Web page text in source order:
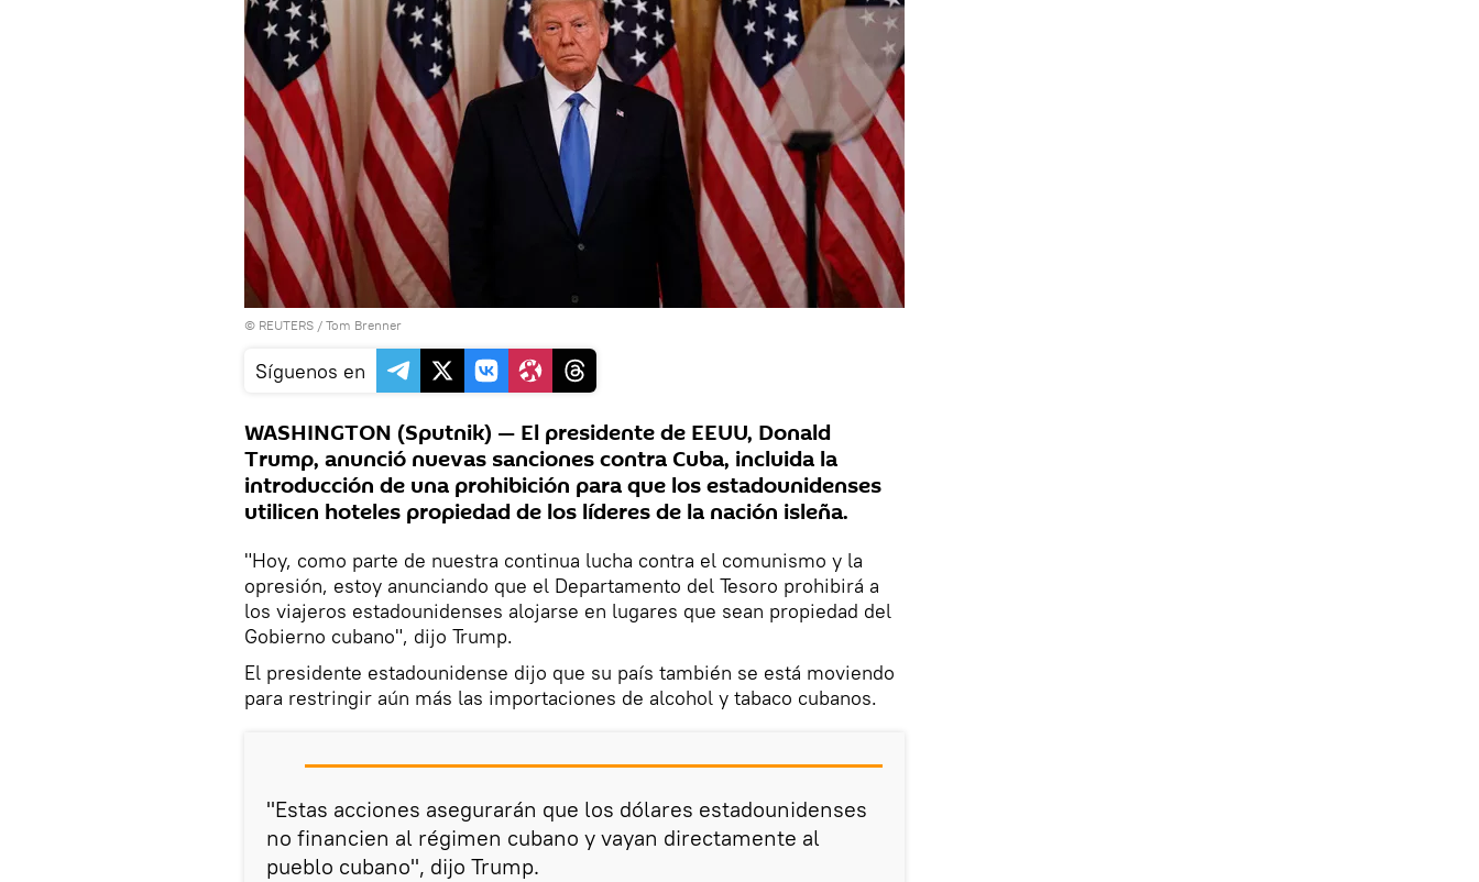
© REUTERS / Tom Brenner
Síguenos en
WASHINGTON (Sputnik) — El presidente de EEUU, Donald
Trump, anunció nuevas sanciones contra Cuba, incluida la
introducción de una prohibición para que los estadounidenses
utilicen hoteles propiedad de los líderes de la nación isleña.
"Hoy, como parte de nuestra continua lucha contra el comunismo y la
opresión, estoy anunciando que el Departamento del Tesoro prohibirá a
los viajeros estadounidenses alojarse en lugares que sean propiedad del
Gobierno cubano", dijo Trump.
El presidente estadounidense dijo que su país también se está moviendo
para restringir aún más las importaciones de alcohol y tabaco cubanos.
"Estas acciones asegurarán que los dólares estadounidenses
no financien al régimen cubano y vayan directamente al
pueblo cubano", dijo Trump.